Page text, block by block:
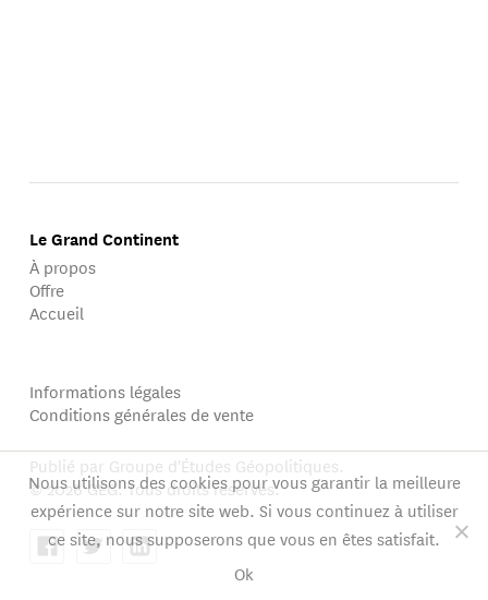
Le Grand Continent
À propos
Offre
Accueil
Informations légales
Conditions générales de vente
Publié par Groupe d'Études Géopolitiques.
© 2026 GEG. Tous droits réservés.
Nous utilisons des cookies pour vous garantir la meilleure
expérience sur notre site web. Si vous continuez à utiliser
ce site, nous supposerons que vous en êtes satisfait.
Ok